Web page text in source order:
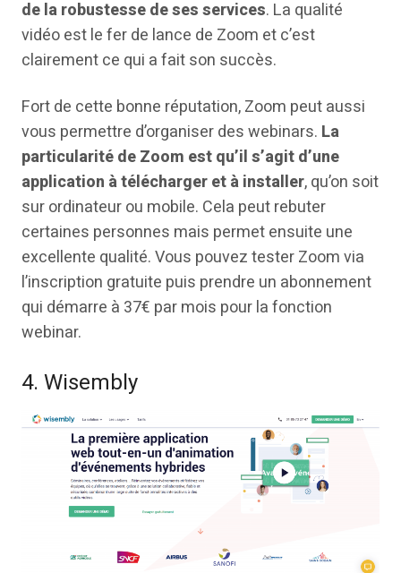
de la robustesse de ses services. La qualité
vidéo est le fer de lance de Zoom et c’est
clairement ce qui a fait son succès.
Fort de cette bonne réputation, Zoom peut aussi
vous permettre d’organiser des webinars. La
particularité de Zoom est qu’il s’agit d’une
application à télécharger et à installer, qu’on soit
sur ordinateur ou mobile. Cela peut rebuter
certaines personnes mais permet ensuite une
excellente qualité. Vous pouvez tester Zoom via
l’inscription gratuite puis prendre un abonnement
qui démarre à 37€ par mois pour la fonction
webinar.
4. Wisembly